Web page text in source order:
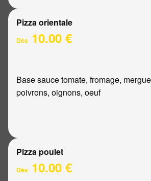
Pizza orientale
Dès 10.00 €
Base sauce tomate, fromage,
poivrons, oignons, oeuf
Pizza poulet
Dès 10.00 €